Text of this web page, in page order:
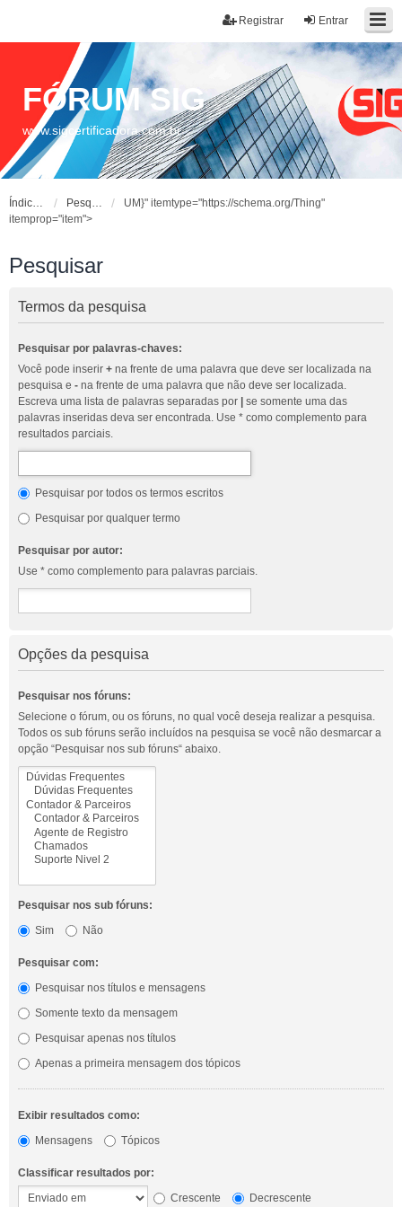
Entrar
Registrar
FÓRUM SIG
www.sigcertificadora.com.br
Índice do fórum Pesquisar
UM}" itemtype="https://schema.org/Thing"
itemprop="item">
Pesquisar
Termos da pesquisa
Pesquisar por palavras-chaves:
Você pode inserir + na frente de uma palavra que deve ser localizada na
pesquisa e - na frente de uma palavra que não deve ser localizada.
Escreva uma lista de palavras separadas por
se somente uma das
palavras inseridas deva ser encontrada. Use * como complemento para
resultados parciais.
Pesquisar por todos os termos escritos
Pesquisar por qualquer termo
Pesquisar por autor:
Use * como complemento para palavras parciais.
Opções da pesquisa
Pesquisar nos fóruns:
Selecione o fórum, ou os fóruns, no qual você deseja realizar a pesquisa.
Todos os sub fóruns serão incluídos na pesquisa se você não desmarcar a
opção “Pesquisar nos sub fóruns“ abaixo.
Pesquisar nos sub fóruns:
Sim
Não
Pesquisar com:
Pesquisar nos títulos e mensagens
Somente texto da mensagem
Pesquisar apenas nos títulos
Apenas a primeira mensagem dos tópicos
Exibir resultados como:
Mensagens
Tópicos
Classificar resultados por:
Crescente
Decrescente